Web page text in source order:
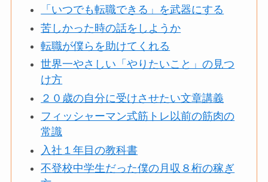
「いつでも転職できる」を武器にする
苦しかった時の話をしようか
転職が僕らを助けてくれる
世界一やさしい「やりたいこと」の見つ
け方
２０歳の自分に受けさせたい文章講義
フィッシャーマン式筋トレ以前の筋肉の
常識
入社１年目の教科書
不登校中学生だった僕の月収８桁の稼ぎ